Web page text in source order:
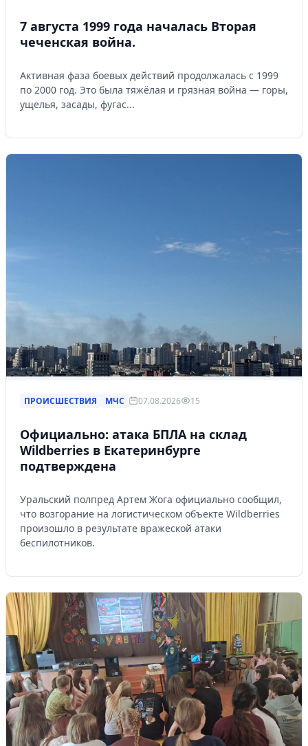
7 августа 1999 года началась Вторая
чеченская война.
Активная фаза боевых действий продолжалась с 1999
по 2000 год. Это была тяжёлая и грязная война — горы,
ущелья, засады, фугас...
ПРОИСШЕСТВИЯ МЧС 07.08.2026 15
Официально: атака БПЛА на склад
Wildberries в Екатеринбурге
подтверждена
Уральский полпред Артем Жога официально сообщил,
что возгорание на логистическом объекте Wildberries
произошло в результате вражеской атаки
беспилотников.